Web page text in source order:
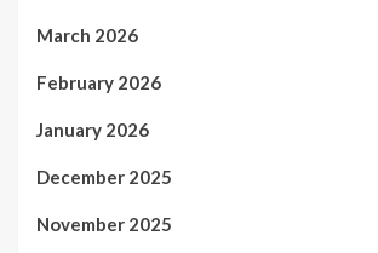
March 2026
February 2026
January 2026
December 2025
November 2025